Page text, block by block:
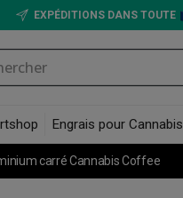
EXPÉDITIONS DANS TOUTE
Engrais pour Cannabis
carré Cannabis Coffee